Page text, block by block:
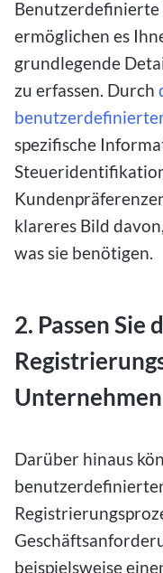
ermöglichen es
grundlegende
zu erfassen. Durch
spezifische
klareres Bild
was sie benötigen.
2. Passen Sie
Darüber hinaus
beispielsweise